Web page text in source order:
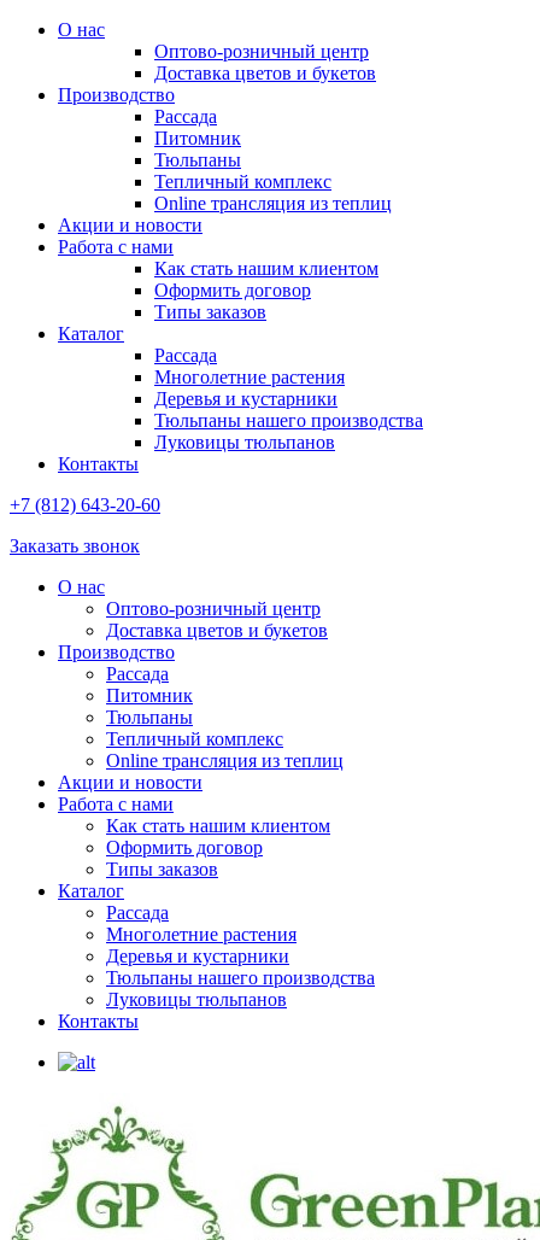
О нас
Оптово-розничный центр
Доставка цветов и букетов
Производство
Рассада
Питомник
Тюльпаны
Тепличный комплекс
Online трансляция из теплиц
Акции и новости
Работа с нами
Как стать нашим клиентом
Оформить договор
Типы заказов
Каталог
Рассада
Многолетние растения
Деревья и кустарники
Тюльпаны нашего производства
Луковицы тюльпанов
Контакты
+7 (812) 643-20-60
Заказать звонок
О нас
Оптово-розничный центр
Доставка цветов и букетов
Производство
Рассада
Питомник
Тюльпаны
Тепличный комплекс
Online трансляция из теплиц
Акции и новости
Работа с нами
Как стать нашим клиентом
Оформить договор
Типы заказов
Каталог
Рассада
Многолетние растения
Деревья и кустарники
Тюльпаны нашего производства
Луковицы тюльпанов
Контакты